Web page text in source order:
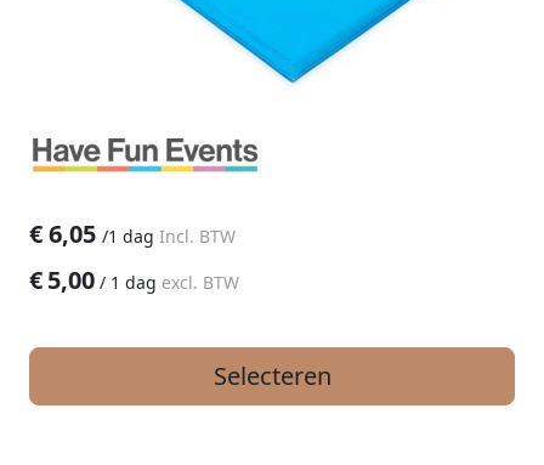
€6,05 /1 dag Incl. BTW
€5,00 / 1 dag excl. BTW
Selecteren